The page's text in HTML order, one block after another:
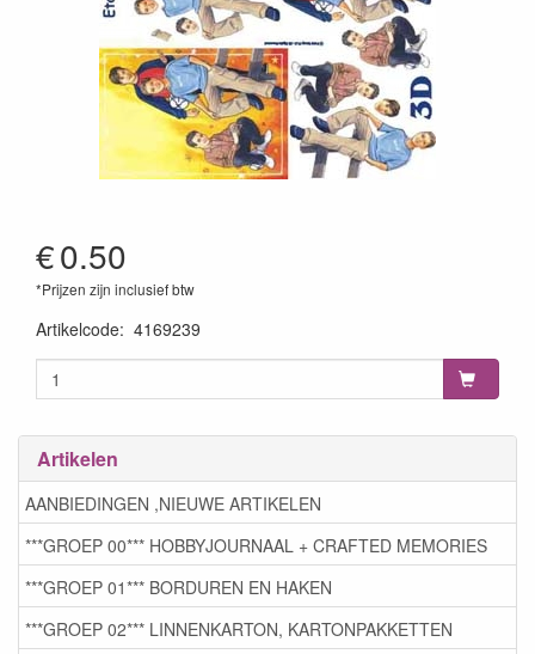
€0.50
*Prijzen zijn inclusief btw
Artikelcode: 4169239
Artikelen
AANBIEDINGEN ,NIEUWE ARTIKELEN
***GROEP 00*** HOBBYJOURNAAL + CRAFTED MEMORIES
***GROEP 01*** BORDUREN EN HAKEN
***GROEP 02*** LINNENKARTON, KARTONPAKKETTEN